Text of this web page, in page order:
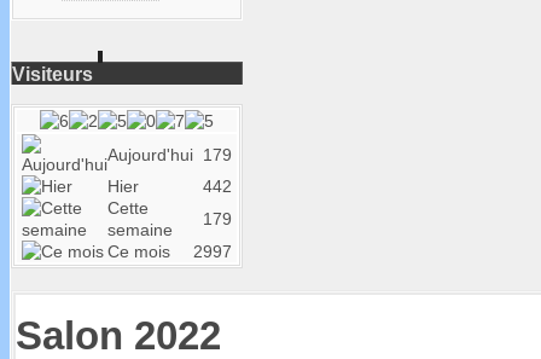
Visiteurs
Aujourd'hui 179
Hier
442
Cette
semaine
179
Ce mois
2997
Salon 2022